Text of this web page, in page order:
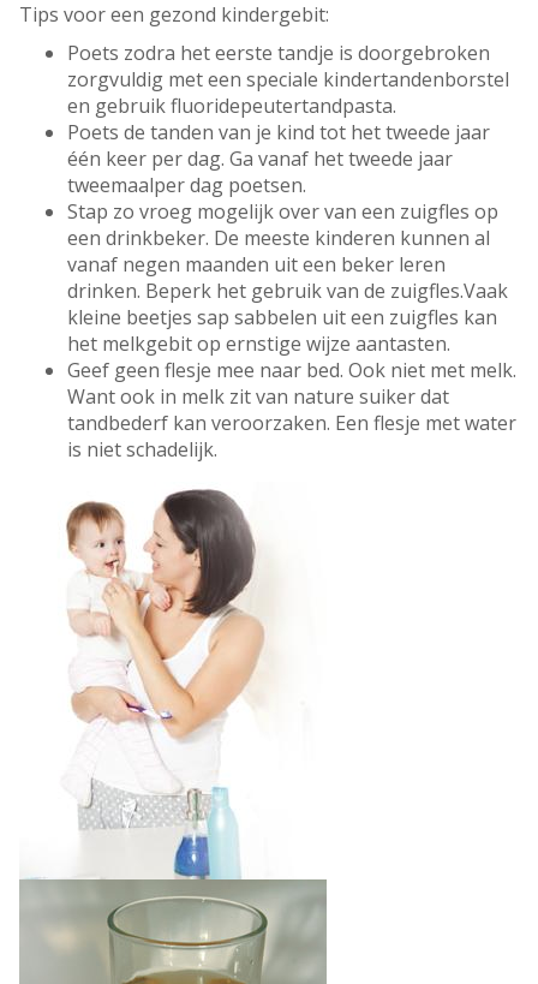
Tips voor een gezond kindergebit:
Poets zodra het eerste tandje is doorgebroken
zorgvuldig met een speciale kindertandenborstel
en gebruik fluoridepeutertandpasta.
Poets de tanden van je kind tot het tweede jaar
één keer per dag. Ga vanaf het tweede jaar
tweemaalper dag poetsen.
Stap zo vroeg mogelijk over van een zuigfles op
een drinkbeker. De meeste kinderen kunnen al
vanaf negen maanden uit een beker leren
drinken. Beperk het gebruik van de zuigfles.Vaak
kleine beetjes sap sabbelen uit een zuigfles kan
het melkgebit op ernstige wijze aantasten.
Geef geen flesje mee naar bed. Ook niet met melk.
Want ook in melk zit van nature suiker dat
tandbederf kan veroorzaken. Een flesje met water
is niet schadelijk.